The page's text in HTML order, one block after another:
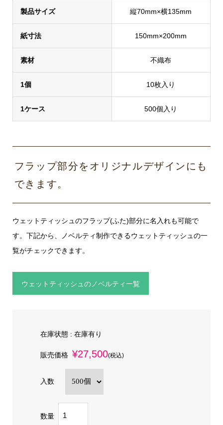
製品サイズ 縦70mm×横135mm
紙寸法 150mm×200mm
素材 不織布
1個 10枚入り
1ケース 500個入り
フラップ部分をオリジナルデザインにも
できます。
ウェットティッシュのフラップ(ふた)部分に名入れも可能で
す。下記から、ノベルティ制作できるウェットティッシュの一
覧がチェックできます。
ウェットティッシュのノベルティ一覧
在庫状態 : 在庫有り
販売価格 ¥27,500(税込)
入数
数量